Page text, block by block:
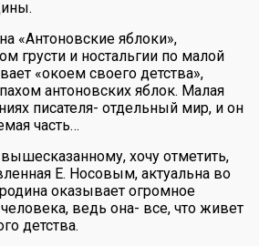
«Антоновские яблоки»,
грусти и ностальгии по малой
«окоем своего детства»,
антоновских яблок. Малая
писателя- отдельный мир, и он
часть…
хочу отметить,
Е. Носовым, актуальна во
оказывает огромное
ведь она- все, что живет
детства.